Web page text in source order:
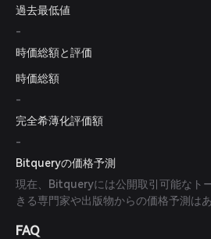
過去最低値
-
時価総額と評価
時価総額
-
完全希薄化評価額
-
Bitqueryの価格予測
現在、Bitqueryには公開取引可能なト
きる専門家や出版物からの価格予測は
FAQ